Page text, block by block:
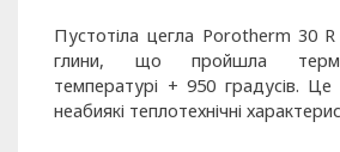
Пустотіла цегла Porotherm 30
глини, що пройшла
температурі + 950 градусів. Це
неабиякі теплотехнічні